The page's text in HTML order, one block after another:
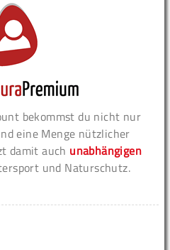
bekommst du nicht nur
eine Menge nützlicher
damit auch unabhängigen
und Naturschutz.